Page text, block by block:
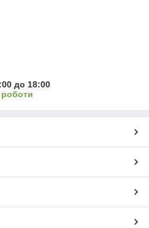
до 18:00
роботи